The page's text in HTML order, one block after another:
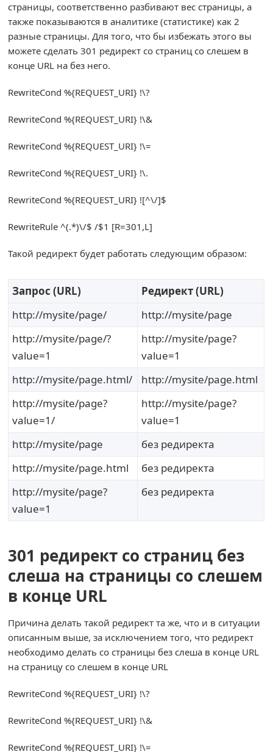
страницы, соответственно разбивают вес страницы, а
также показываются в аналитике (статистике) как 2
разные страницы. Для того, что бы избежать этого вы
можете сделать 301 редирект со страниц со слешем в
конце URL на без него.
RewriteCond %{REQUEST_URI} !\?
RewriteCond %{REQUEST_URI} !\&
RewriteCond %{REQUEST_URI} !\=
RewriteCond %{REQUEST_URI} !\.
RewriteCond %{REQUEST_URI} ![^\/]$
RewriteRule ^(.*)\/$/$1 [R=301 ,L]
Такой редирект будет работать следующим образом:
Запрос (URL)
Редирект (URL)
http://mysite/page/
http://mysite/page
http://mysite/page/?
value=1
http://mysite/page?
value=1
http://mysite/page.html/
http://mysite/page.html
http://mysite/page?
value=1/
http://mysite/page?
value=1
http://mysite/page
без редиректа
http://mysite/page.html
без редиректа
http://mysite/page?
value=1
без редиректа
301 редирект со страниц без
слеша на страницы со слешем
в конце URL
Причина делать такой редирект та же, что и в ситуации
описанным выше, за исключением того, что редирект
необходимо делать со страницы без слеша в конце URL
на страницу со слешем в конце URL
RewriteCond %{REQUEST_URI} !\?
RewriteCond %{REQUEST_URI} !\&
RewriteCond %{REQUEST_URI} !\=